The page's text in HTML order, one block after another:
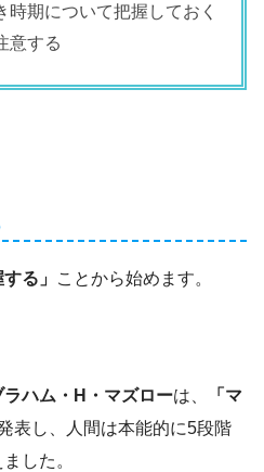
時期について把握しておく
意する
る」 ことから始めます。
ラハム・H・マズローは、
「マ
表し、人間は本能的に5段階
した。